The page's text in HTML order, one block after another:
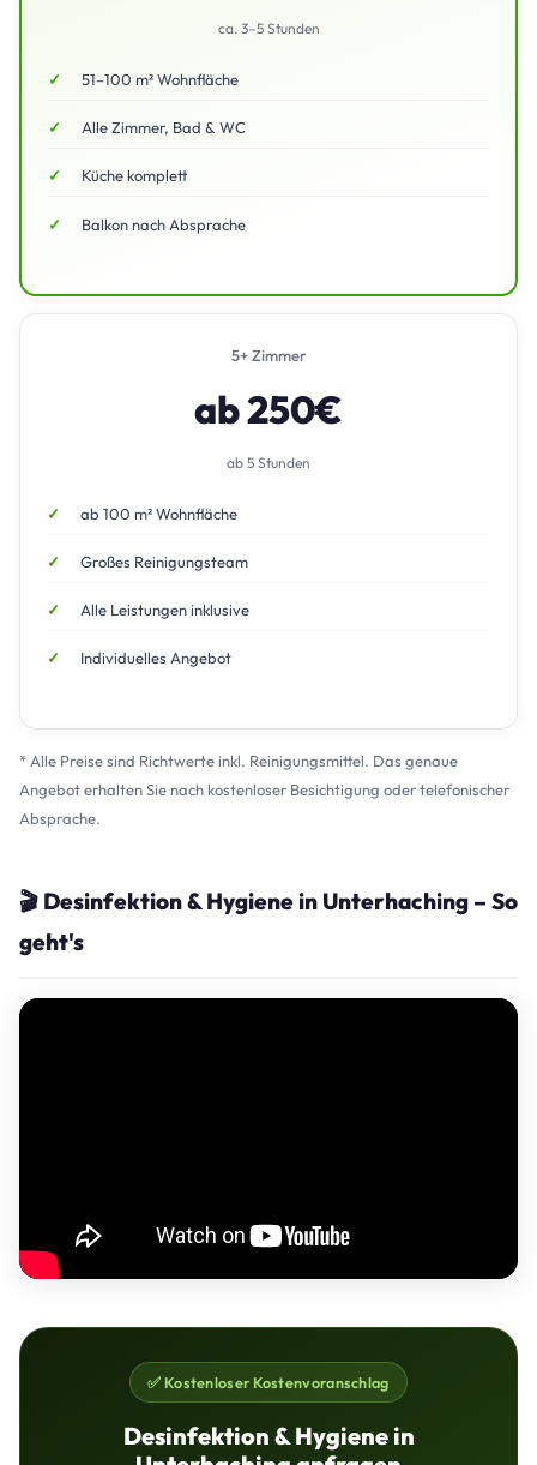
ca. 3–5 Stunden
51–100 m² Wohnfläche
Alle Zimmer, Bad & WC
Küche komplett
Balkon nach Absprache
5+ Zimmer
ab 250€
ab 5 Stunden
ab 100 m² Wohnfläche
Großes Reinigungsteam
Alle Leistungen inklusive
Individuelles Angebot
* Alle Preise sind Richtwerte inkl. Reinigungsmittel. Das genaue
Angebot erhalten Sie nach kostenloser Besichtigung oder telefonischer
Absprache.
🎬 Desinfektion & Hygiene in Unterhaching – So
geht's
✅ Kostenloser Kostenvoranschlag
Desinfektion & Hygiene in